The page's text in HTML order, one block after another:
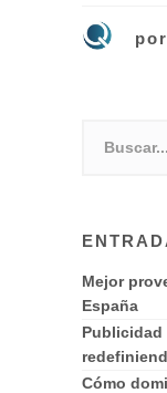
por
Mejor
España
Publicidad
Cómo